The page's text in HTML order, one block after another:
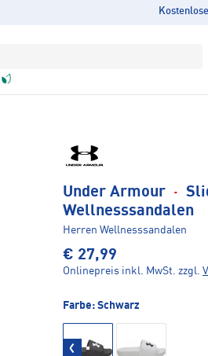
Under Armour ·
Wellnesssandalen
Herren Wellnesssandalen
€ 27,99
Onlinepreis inkl. MwSt. zzgl.
Farbe: Schwarz